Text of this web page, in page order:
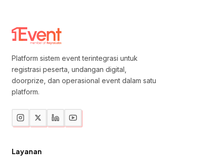
Platform sistem event terintegrasi untuk
registrasi peserta, undangan digital,
doorprize, dan operasional event dalam satu
platform.
Layanan